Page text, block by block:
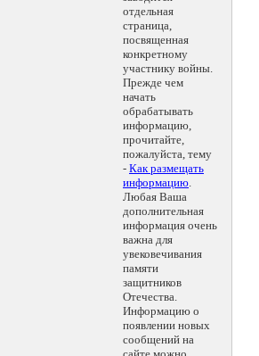
отдельная
страница,
посвященная
конкретному
участнику войны.
Прежде чем
начать
обрабатывать
информацию,
прочитайте,
пожалуйста, тему
- Как размещать
информацию.
Любая Ваша
дополнительная
информация очень
важна для
увековечивания
памяти
защитников
Отечества.
Информацию о
появлении новых
сообщений на